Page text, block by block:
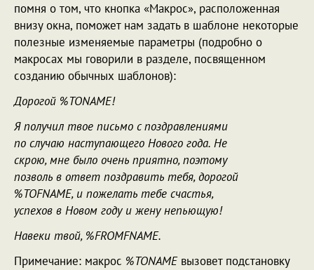
помня о том, что кнопка «Макрос», расположенная
внизу окна, поможет нам задать в шаблоне некоторые
полезные изменяемые параметры (подробно о
макросах мы говорили в разделе, посвященном
созданию обычных шаблонов):
Дорогой %TONAME!
Я получил твое письмо с поздравлениями
по случаю наступающего Нового года. Не
скрою, мне было очень приятно, поэтому
позволь в ответ поздравить тебя, дорогой
%TOFNAME, и пожелать тебе счастья,
успехов в Новом году и жену непьющую!
Навеки твой, %FROMFNAME.
Примечание: макрос %TONAME вызовет подстановку